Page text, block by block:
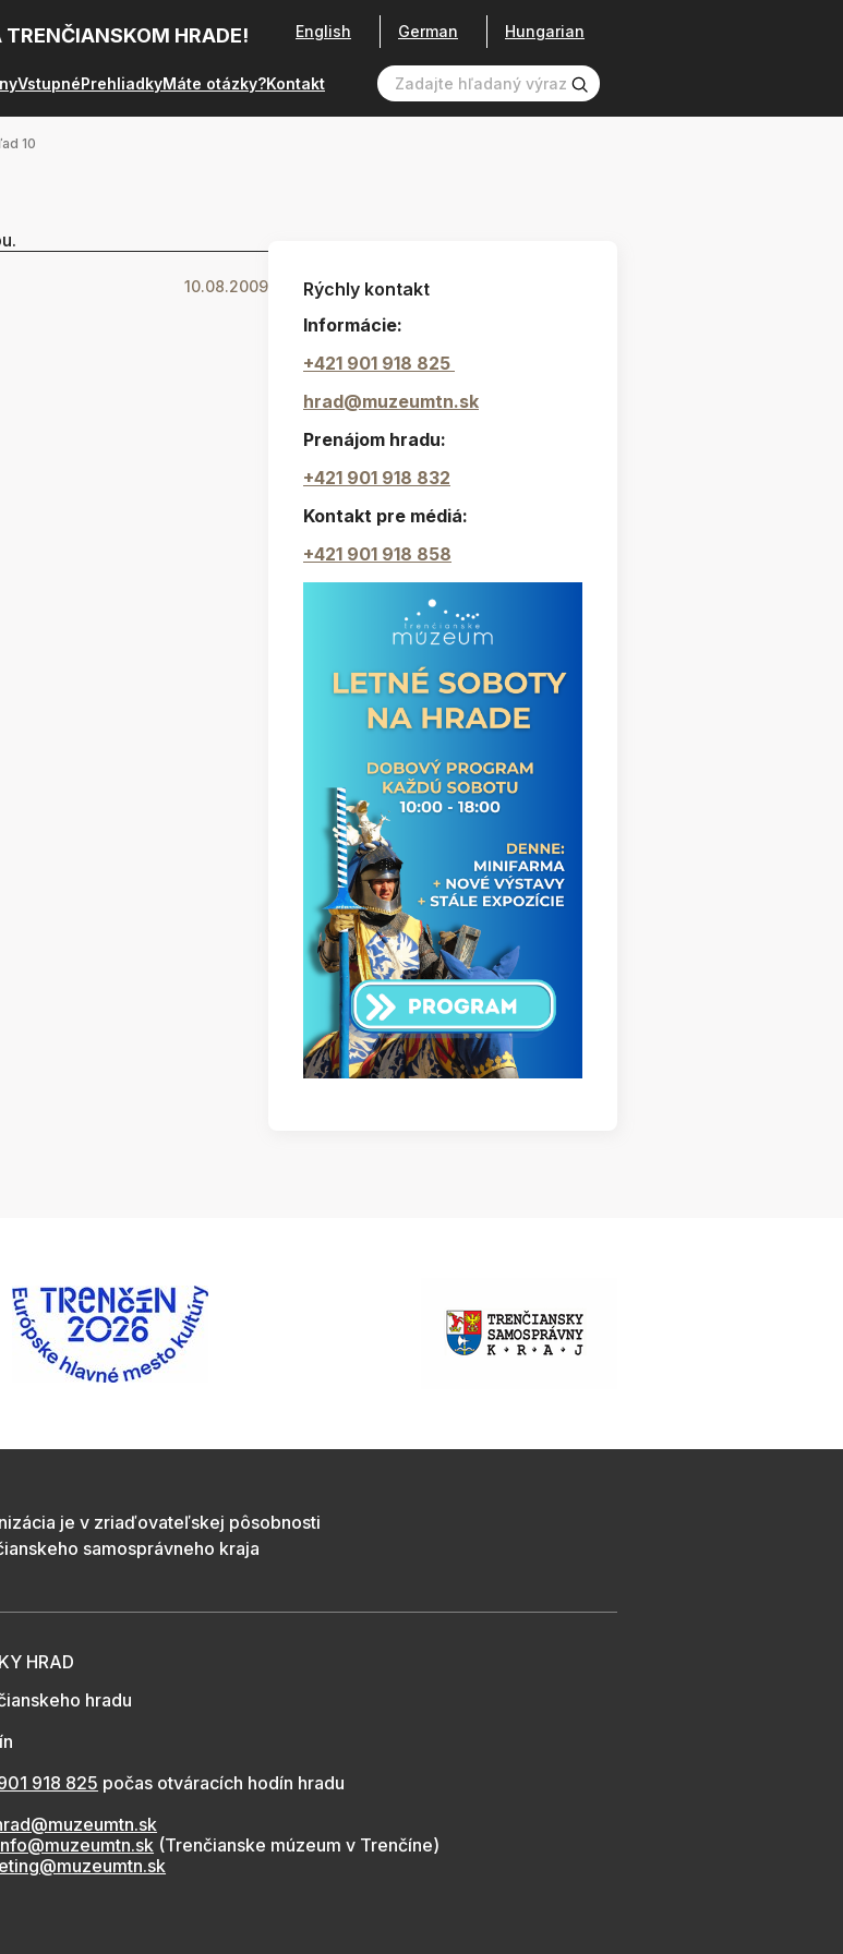
HRADE!
VstupnéPrehliadkyMáte otázky?Kontakt
English German Hungarian
10
10.08.2009
Rýchly kontakt
Informácie:
+421 901 918 825
hrad@muzeumtn.sk
Prenájom hradu:
+421 901 918 832
Kontakt pre médiá:
+421 901 918 858
je v zriaďovateľskej pôsobnosti
samosprávneho kraja
HRAD
hradu
918 825 počas otváracích hodín hradu
(Trenčianske múzeum v Trenčíne)